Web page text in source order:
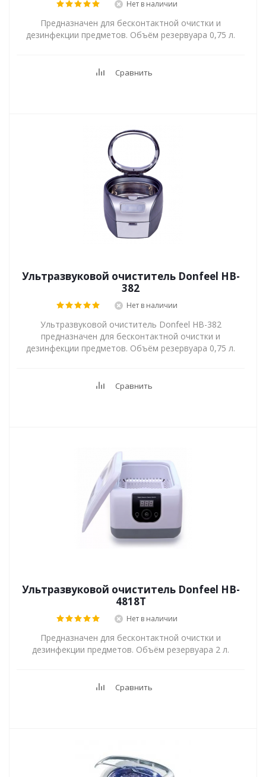
Нет в наличии
Предназначен для бесконтактной очистки и
дезинфекции предметов. Объём резервуара 0,75 л.
Сравнить
Ультразвуковой очиститель Donfeel HB-
382
Нет в наличии
Ультразвуковой очиститель Donfeel HB-382
предназначен для бесконтактной очистки и
дезинфекции предметов. Объём резервуара 0,75 л.
Сравнить
Ультразвуковой очиститель Donfeel HB-
4818T
Нет в наличии
Предназначен для бесконтактной очистки и
дезинфекции предметов. Объём резервуара 2 л.
Сравнить